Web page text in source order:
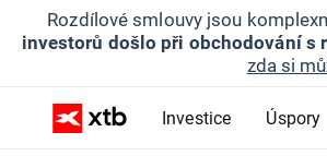
Rozdílové smlouvy jsou
investorů došlo při obchodování
zda si
Investice Úspory